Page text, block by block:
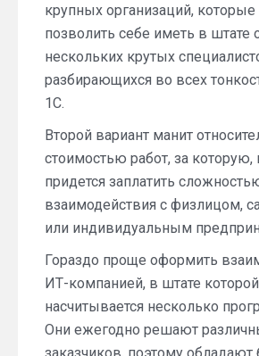
крупных организаций, которые
позволить себе иметь в штате
нескольких крутых
разбирающихся во всех
1С.
Второй вариант манит
стоимостью работ, за
придется заплатить
взаимодействия с физлицом,
или индивидуальным
Гораздо проще оформить
ИТ-компанией, в штате которой
насчитывается несколько
Они ежегодно решают